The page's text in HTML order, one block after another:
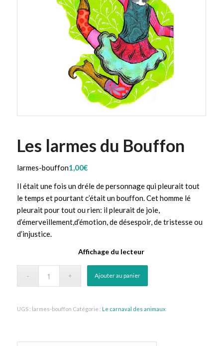
Les larmes du Bouffon
larmes-bouffon1,00€
Il était une fois un dréle de personnage qui pleurait tout
le temps et pourtant c’était un bouffon. Cet homme lé
pleurait pour tout ou rien: il pleurait de joie,
d’émerveillement,d’émotion, de désespoir, de tristesse ou
d’injustice.
Affichage du lecteur
Ajouter au panier
UGS : larmes-bouffon Catégorie : Le carnaval des animaux